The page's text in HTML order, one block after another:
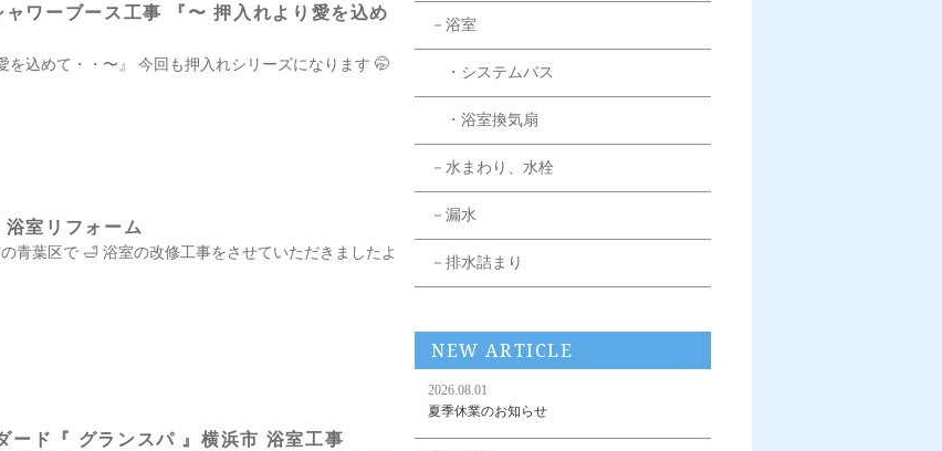
ワーブース工事 『〜 押入れより愛を込め
を込めて・・〜』 今回も押入れシリーズになります 🤭
室リフォーム
青葉区で 🛁 浴室の改修工事をさせていただきましたよ
ード『 グランスパ 』横浜市 浴室工事
－浴室
・システムバス
・浴室換気扇
－水まわり、水栓
－漏水
－排水詰まり
NEW ARTICLE
2026.08.01
夏季休業のお知らせ